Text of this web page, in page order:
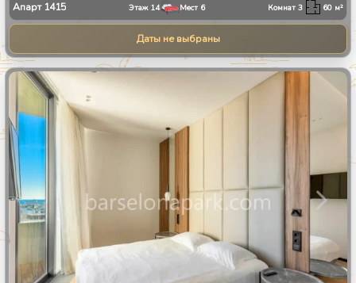
Апарт 1415 Этаж 14 Мест 6 Комнат3 60 м²
Даты не выбраны